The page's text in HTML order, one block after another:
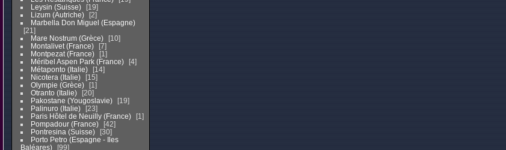
Leysin (Suisse)
19
Lizum (Autriche)
2
Marbella Don Miguel (Espagne)
21
Mare Nostrum (Grèce)
10
Montalivet (France)
7
Montpezat (France)
1
Méribel Aspen Park (France)
4
Métaponto (Italie)
14
Nicotera (Italie)
15
Olympie (Grèce)
1
Otranto (Italie)
20
Pakostane (Yougoslavie)
19
Palinuro (Italie)
23
Paris Hôtel de Neuilly (France)
1
Pompadour (France)
42
Pontresina (Suisse)
30
Porto Petro (Espagne - Iles
Baléares)
99